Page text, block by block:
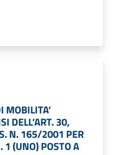
MOBILITA’
DELL’ART. 30,
N. 165/2001 PER
1 (UNO) POSTO A